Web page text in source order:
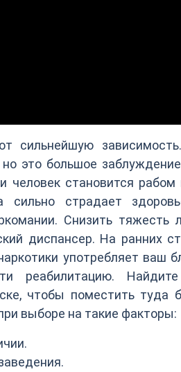
сильнейшую
но это большое
становится рабом
сильно страдает
Снизить тяжесть
диспансер. На ранних
употребляет ваш
реабилитацию.
чтобы поместить туда
выборе на такие факторы: